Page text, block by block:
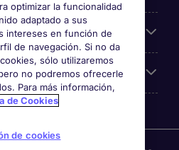
optimizar la funcionalidad
adaptado a sus
intereses en función de
de navegación. Si no da
sólo utilizaremos
no podremos ofrecerle
Para más información,
de Cookies
de cookies